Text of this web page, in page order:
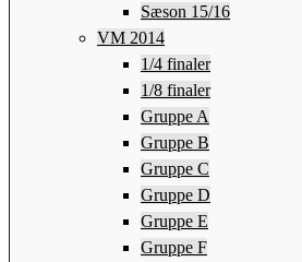
Sæson 15/16
VM 2014
1/4 finaler
1/8 finaler
Gruppe A
Gruppe B
Gruppe C
Gruppe D
Gruppe E
Gruppe F